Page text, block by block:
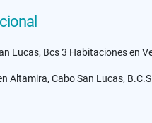
Lucas, Bcs 3 Habitaciones en
Altamira, Cabo San Lucas,